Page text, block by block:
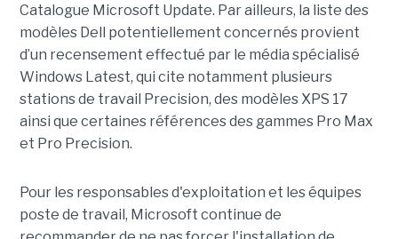
Catalogue Microsoft Update. Par ailleurs, la liste des
modèles Dell potentiellement concernés provient
d’un recensement effectué par le média spécialisé
Windows Latest, qui cite notamment plusieurs
stations de travail Precision, des modèles XPS 17
ainsi que certaines références des gammes Pro Max
et Pro Precision.
Pour les responsables d'exploitation et les équipes
poste de travail, Microsoft continue de